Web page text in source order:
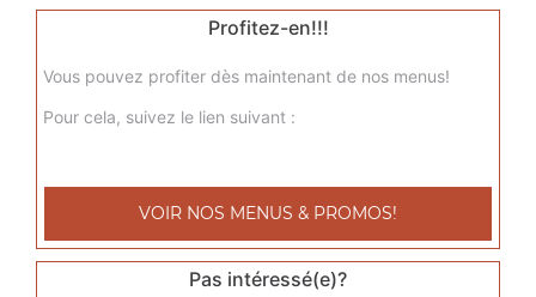
Profitez-en!!!
Vous pouvez profiter dès maintenant de nos menus!
Pour cela, suivez le lien suivant :
VOIR NOS MENUS & PROMOS!
Pas intéressé(e)?